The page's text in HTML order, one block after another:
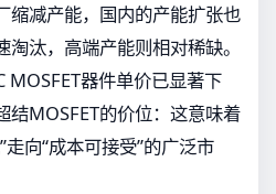
缩减产能，国内的产能扩张也
汰，高端产能则相对稀缺。
MOSFET器件单价已显著下
结MOSFET的价位：这意味着
向“成本可接受”的广泛市